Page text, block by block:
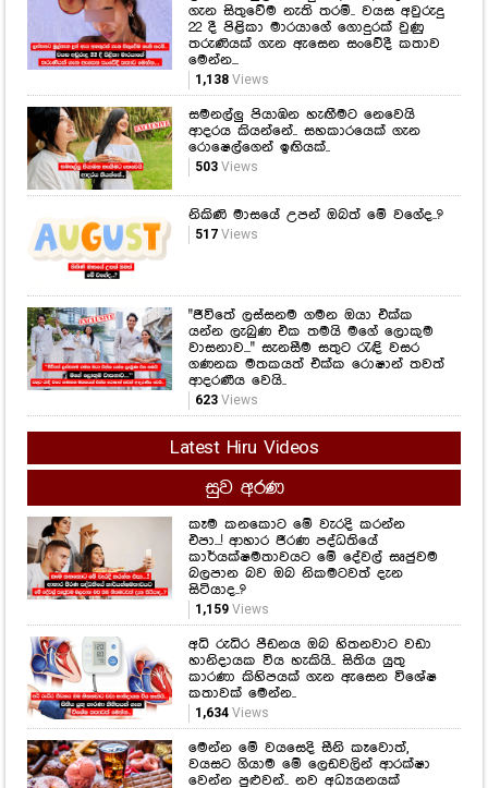
ආදරය කියන්නේ.. සහකාරයෙක් ගැන
රොෂෙල්ගෙන් ඉඟියක්..
503Views
නිකිණි මාසයේ උපන් ඔබත් මේ වගේද..?
517Views
"ජීවිතේ ලස්සනම ගමන ඔයා එක්ක
යන්න ලැබුණ එක තමයි මගේ ලොකුම
වාසනාව..." සැනසීම සතුට රැඳි වසර
ගණනක මතකයත් එක්ක රොෂාන් තවත්
Latest Hiru Videos
සුව අරණ
කෑම කනකොට මේ වැරදි කරන්න
එපා...! ආහාර ජීරණ පද්ධතියේ
කාර්යක්ෂමතාවයට මේ දේවල් සෘජුවම
බලපාන බව ඔබ නිකමටවත් දැන
සිටියාද..?
1,159Views
අධි රුධිර පීඩනය ඔබ හිතනවාට වඩා
හානිදායක විය හැකියි.. සිතිය යුතු
කාරණා කිහිපයක් ගැන ඇසෙන විශේෂ
කතාවක් මෙන්න..
1,634Views
මෙන්න මේ වයසෙදි සීනි කෑවොත්,
වයසට ගියාම මේ ලෙඩවලින් ආරක්ෂා
වෙන්න පුළුවන්.. නව අධ්‍යයනයක්
හෙළිවූ කරුණු මෙන්න..
1,339Views
මේ දවස්වල මත්පැන් සහ පැණිබීම
පානයෙන් වළකින්න.. හේතුව මෙන්න..
සෞඛ්‍ය අමාත්‍යාංශයෙන් අනතුරු
ඇඟවීමක්..